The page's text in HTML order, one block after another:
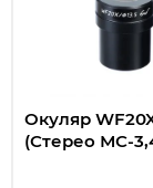
Окуляр
(Стерео МС-